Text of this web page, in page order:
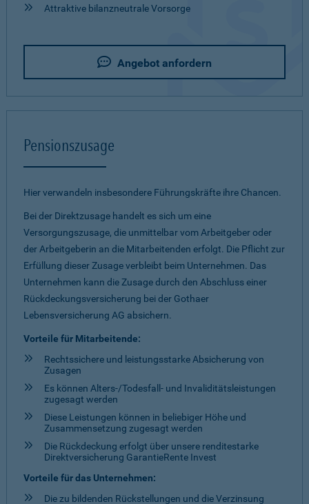
Attraktive bilanzneutrale Vorsorge
Angebot anfordern
Pensionszusage
Hier verwandeln insbesondere Führungskräfte ihre Chancen.
Bei der Direktzusage handelt es sich um eine
Versorgungszusage, die unmittelbar vom Arbeitgeber oder
der Arbeitgeberin an die Mitarbeitenden erfolgt. Die Pflicht zur
Erfüllung dieser Zusage verbleibt beim Unternehmen. Das
Unternehmen kann die Zusage durch den Abschluss einer
Rückdeckungsversicherung bei der Gothaer
Lebensversicherung AG absichern.
Vorteile für Mitarbeitende:
Rechtssichere und leistungsstarke Absicherung von
Zusagen
Es können Alters-/Todesfall- und Invaliditätsleistungen
zugesagt werden
Diese Leistungen können in beliebiger Höhe und
Zusammensetzung zugesagt werden
Die Rückdeckung erfolgt über unsere renditestarke
Direktversicherung GarantieRente Invest
Vorteile für das Unternehmen:
Die zu bildenden Rückstellungen und die Verzinsung